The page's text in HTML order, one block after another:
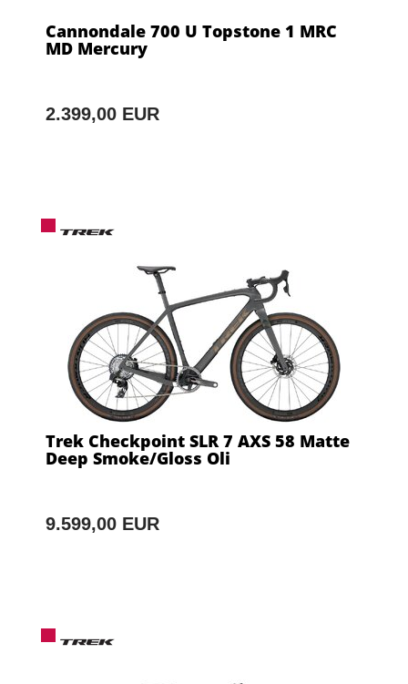
Cannondale 700 U Topstone 1 MRC
MD Mercury
2.399,00 EUR
Trek Checkpoint SLR 7 AXS 58 Matte
Deep Smoke/Gloss Oli
9.599,00 EUR